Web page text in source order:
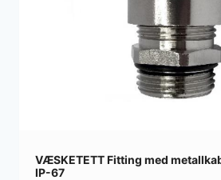
VÆSKETETT Fitting med
IP-67